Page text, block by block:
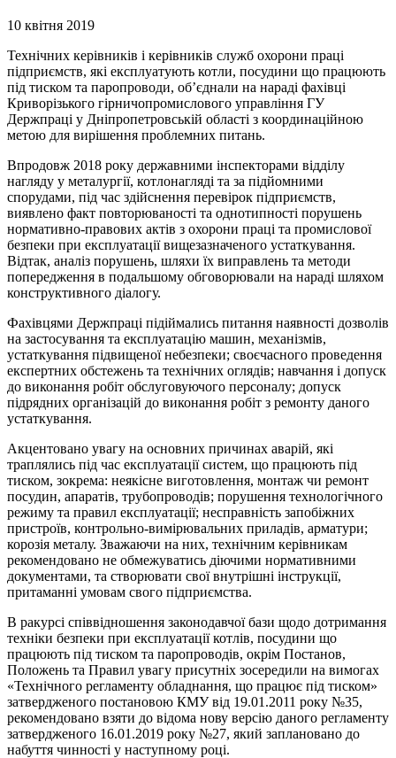
10 квітня 2019
Технічних керівників і керівників служб охорони праці
підприємств, які експлуатують котли, посудини що працюють
під тиском та паропроводи, об’єднали на нараді фахівці
Криворізького гірничопромислового управління ГУ
Держпраці у Дніпропетровській області з координаційною
метою для вирішення проблемних питань.
Впродовж 2018 року державними інспекторами відділу
нагляду у металургії, котлонагляді та за підйомними
спорудами, під час здійснення перевірок підприємств,
виявлено факт повторюваності та однотипності порушень
нормативно-правових актів з охорони праці та промислової
безпеки при експлуатації вищезазначеного устаткування.
Відтак, аналіз порушень, шляхи їх виправлень та методи
попередження в подальшому обговорювали на нараді шляхом
конструктивного діалогу.
Фахівцями Держпраці підіймались питання наявності дозволів
на застосування та експлуатацію машин, механізмів,
устаткування підвищеної небезпеки; своєчасного проведення
експертних обстежень та технічних оглядів; навчання і допуск
до виконання робіт обслуговуючого персоналу; допуск
підрядних організацій до виконання робіт з ремонту даного
устаткування.
Акцентовано увагу на основних причинах аварій, які
траплялись під час експлуатації систем, що працюють під
тиском, зокрема: неякісне виготовлення, монтаж чи ремонт
посудин, апаратів, трубопроводів; порушення технологічного
режиму та правил експлуатації; несправність запобіжних
пристроїв, контрольно-вимірювальних приладів, арматури;
корозія металу. Зважаючи на них, технічним керівникам
рекомендовано не обмежуватись діючими нормативними
документами, та створювати свої внутрішні інструкції,
притаманні умовам свого підприємства.
В ракурсі співвідношення законодавчої бази щодо дотримання
техніки безпеки при експлуатації котлів, посудини що
працюють під тиском та паропроводів, окрім Постанов,
Положень та Правил увагу присутніх зосередили на вимогах
«Технічного регламенту обладнання, що працює під тиском»
затвердженого постановою КМУ від 19.01.2011 року №35,
рекомендовано взяти до відома нову версію даного регламенту
затвердженого 16.01.2019 року №27, який заплановано до
набуття чинності у наступному році.